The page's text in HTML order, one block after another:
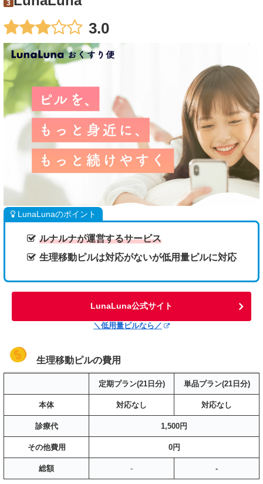
3
3.0
LunaLunaのポイント
ルナルナが運営するサービス
生理移動ピルは対応がないが低用量ピルに対応
LunaLuna公式サイト
＼低用量ピルなら／
生理移動ピルの費用
定期プラン(21日分) 単品プラン(21日分)
本体 対応なし 対応なし
診療代 1,500円
その他費用 0円
総額 - -